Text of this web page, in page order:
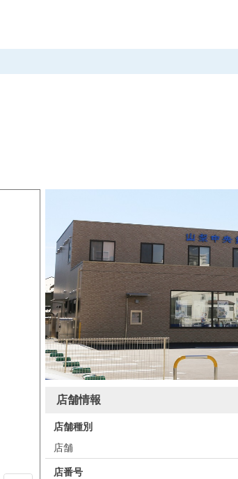
店舗情報
店舗種別
店舗
店番号